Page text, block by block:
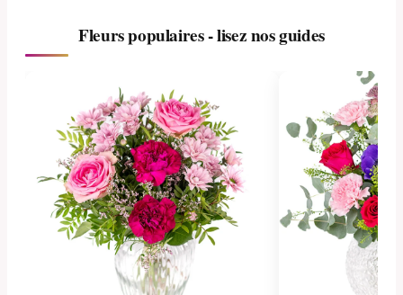
Fleurs populaires - lisez nos guides